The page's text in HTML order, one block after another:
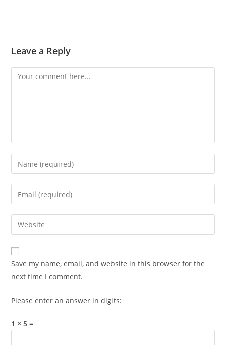
Leave a Reply
Comment
Enter
your
name
comment
Enter
your
email
address
comment
Enter
your
website
URL
(optional)
Save my name, email, and website in this browser for the
next time I comment.
Please enter an answer in digits:
1 × 5 =